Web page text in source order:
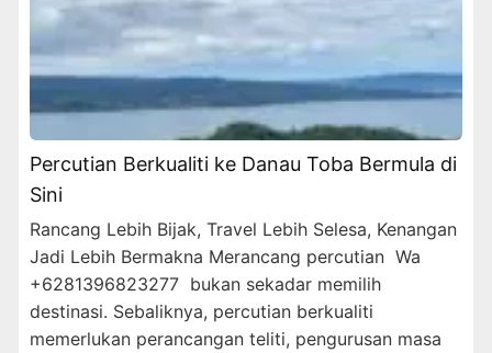
Percutian Berkualiti ke Danau Toba Bermula di
Sini
Rancang Lebih Bijak, Travel Lebih Selesa, Kenangan
Jadi Lebih Bermakna Merancang percutian Wa
+6281396823277 bukan sekadar memilih
destinasi. Sebaliknya, percutian berkualiti
memerlukan perancangan teliti, pengurusan masa